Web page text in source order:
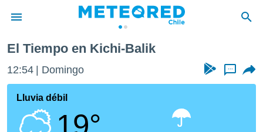
de
por
se
El Tiempo en Kichi-Balik
12:54 Domingo ...
Lluvia débil
19°